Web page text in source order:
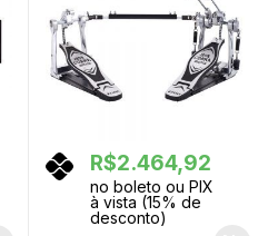
R$2.464,92
no boleto ou PIX
à vista (15% de
desconto)